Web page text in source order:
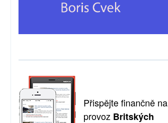
Přispějte finančně na
provoz Britských